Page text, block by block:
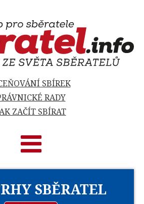
SBÍREK
RADY
ZAČÍT SBÍRAT
SBĚRATEL